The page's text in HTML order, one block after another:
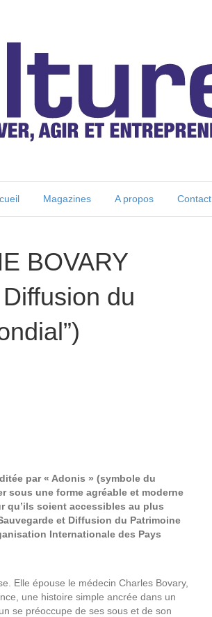
Magazines A propos Contact
BOVARY
du
par « Adonis » (symbole du
sous une forme agréable et moderne
qu’ils soient accessibles au plus
et Diffusion du Patrimoine
Internationale des Pays
Elle épouse le médecin Charles Bovary,
une histoire simple ancrée dans un
se préoccupe de ses sous et de son